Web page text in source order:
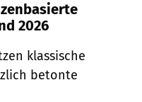
2026
klassische
betonte